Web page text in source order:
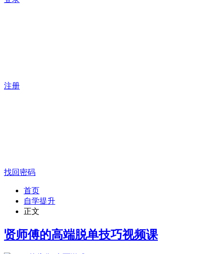
注册
找回密码
首页
自学提升
正文
贤师傅的高端脱单技巧视频课